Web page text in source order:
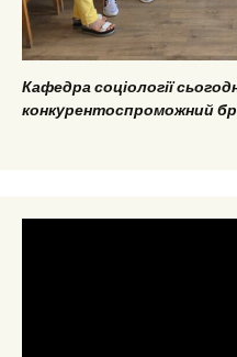
Кафедра соціології
конкурентоспроможний